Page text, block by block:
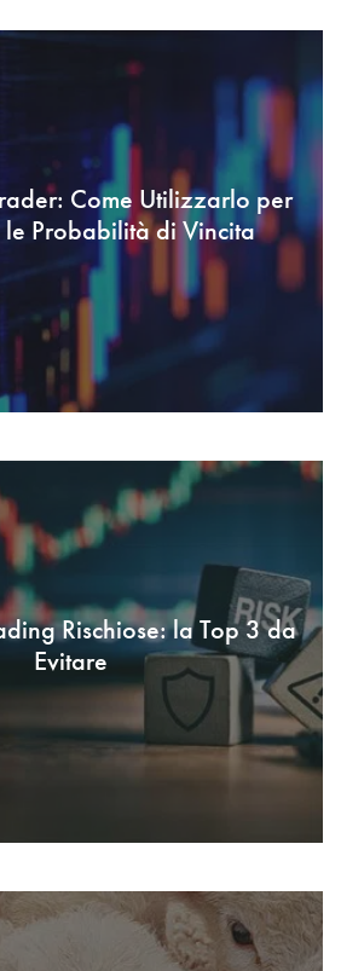
Come Utilizzarlo per
Probabilità di Vincita
Rischiose: la Top 3 da
Evitare